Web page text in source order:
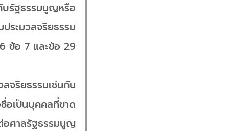
บรัฐธรรมนูญหรือ
ระมวลจริยธรรม
ข้อ 7 และข้อ 29
จริยธรรมเช่นกัน
อเป็นบุคคลที่ขาด
ศาลรัฐธรรมนูญ